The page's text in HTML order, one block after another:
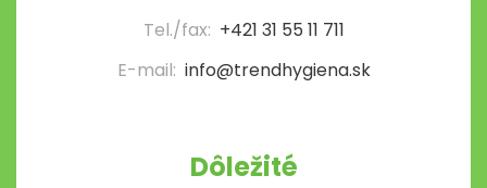
Tel./fax: +421 31 55 11 711
E-mail: info@trendhygiena.sk
Dôležité